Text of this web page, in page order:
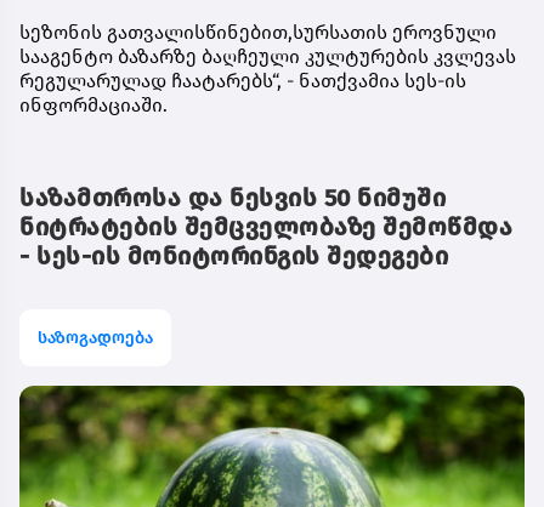
სეზონის გათვალისწინებით,სურსათის ეროვნული
სააგენტო ბაზარზე ბაღჩეული კულტურების კვლევას
რეგულარულად ჩაატარებს“, - ნათქვამია სეს-ის
ინფორმაციაში.
საზამთროსა და ნესვის 50 ნიმუში
ნიტრატების შემცველობაზე შემოწმდა
- სეს-ის მონიტორინგის შედეგები
საზოგადოება